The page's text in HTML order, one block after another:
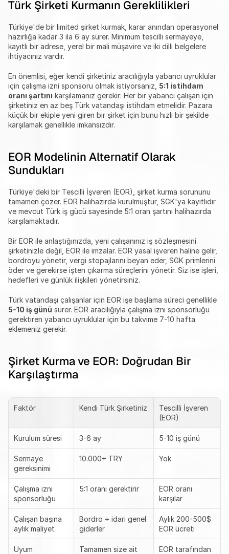
Türk Şirketi Kurmanın Gereklilikleri
Türkiye'de bir limited şirket kurmak, karar anından operasyonel
hazırlığa kadar 3 ila 6 ay sürer. Minimum tescilli sermayeye,
kayıtlı bir adrese, yerel bir mali müşavire ve iki dilli belgelere
ihtiyacınız vardır.
En önemlisi, eğer kendi şirketiniz aracılığıyla yabancı uyruklular
için çalışma izni sponsoru olmak istiyorsanız, 5:1 istihdam
oranı şartını karşılamanız gerekir: Her bir yabancı çalışan için
şirketiniz en az beş Türk vatandaşı istihdam etmelidir. Pazara
küçük bir ekiple yeni giren bir şirket için bunu hızlı bir şekilde
karşılamak genellikle imkansızdır.
EOR Modelinin Alternatif Olarak
Sundukları
Türkiye'deki bir Tescilli İşveren (EOR), şirket kurma sorununu
tamamen çözer. EOR halihazırda kurulmuştur, SGK'ya kayıtlıdır
ve mevcut Türk iş gücü sayesinde 5:1 oran şartını halihazırda
karşılamaktadır.
Bir EOR ile anlaştığınızda, yeni çalışanınız iş sözleşmesini
şirketinizle değil, EOR ile imzalar. EOR yasal işveren haline gelir,
bordroyu yönetir, vergi stopajlarını beyan eder, SGK primlerini
öder ve gerekirse işten çıkarma süreçlerini yönetir. Siz ise işleri,
hedefleri ve günlük ilişkileri yönetirsiniz.
5-10 iş günü sürer. EOR aracılığıyla çalışma izni sponsorluğu
gerektiren yabancı uyruklular için bu takvime 7-10 hafta
eklemeniz gerekir.
Şirket Kurma ve EOR: Doğrudan Bir
Karşılaştırma
Faktör Kendi Türk Şirketiniz
Tescilli İşveren
(EOR)
Kurulum süresi 3-6 ay 5-10 iş günü
Sermaye
gereksinimi
10.000+ TRY Yok
Çalışma izni
sponsorluğu
5:1 oranı gerektirir
EOR oranı
karşılar
Çalışan başına
aylık maliyet
Bordro + idari genel
giderler
Aylık 200-500$
EOR ücreti
Uyum
Tamamen size ait
EOR tarafından